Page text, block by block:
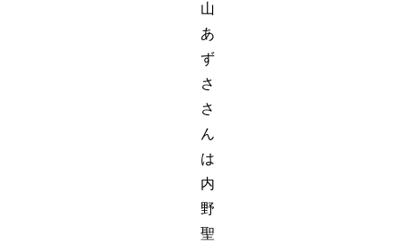
山
あ
ず
さ
さ
ん
は
内
野
聖